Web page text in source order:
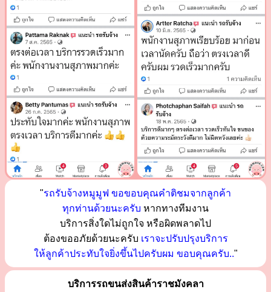
"รถรับจ้างหมูมูฟ ขอขอบคุณคำติชมจากลูกค้า
ทุกท่านด้วยนะครับ หากทางทีมงาน
บริการสิ่งใดไม่ถูกใจ หรือผิดพลาดไป
ต้องขออภัยด้วยนะครับ เราจะปรับปรุงบริการ
ให้ลูกค้าประทับใจยิ่งขึ้นไปครับผม ขอบคุณครับ.."
บริการรถขนส่งสินค้าราชมังคลา